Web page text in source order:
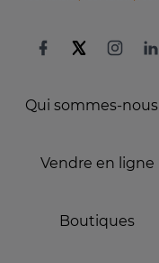
Qui sommes-nous
Vendre en ligne
Boutiques